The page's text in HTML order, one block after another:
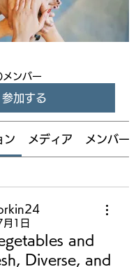
ンバー
参加する
ン メディア メンバー
1日
and
Diverse, and